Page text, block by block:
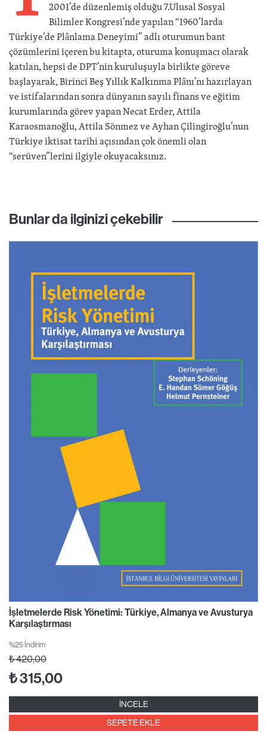
2001’de düzenlemiş olduğu 7.Ulusal Sosyal
Bilimler Kongresi’nde yapılan “1960’larda
Türkiye’de Plânlama Deneyimi” adlı oturumun bant
çözümlerini içeren bu kitapta, oturuma konuşmacı olarak
katılan, hepsi de DPT’nin kuruluşuyla birlikte göreve
başlayarak, Birinci Beş Yıllık Kalkınma Plânı’nı hazırlayan
ve istifalarından sonra dünyanın sayılı finans ve eğitim
kurumlarında görev yapan Necat Erder, Attila
Karaosmanoğlu, Attila Sönmez ve Ayhan Çilingiroğlu’nun
Türkiye iktisat tarihi açısından çok önemli olan
“serüven”lerini ilgiyle okuyacaksınız.
Bunlar da ilginizi çekebilir
İşletmelerde Risk Yönetimi: Türkiye, Almanya ve Avusturya
Karşılaştırması
%25 İndirim
₺420,00
₺315,00
İNCELE
SEPETE EKLE